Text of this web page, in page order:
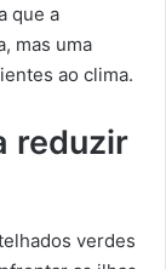
que a
mas uma
ao clima.
reduzir
verdes